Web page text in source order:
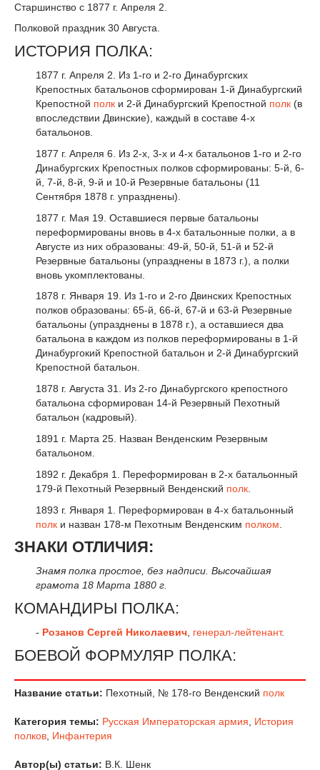
Старшинство с 1877 г. Апреля 2.
Полковой праздник 30 Августа.
ИСТОРИЯ ПОЛКА:
1877 г. Апреля 2. Из 1-го и 2-го Динабургских
Крепостных батальонов сформирован 1-й Динабургский
Крепостной полк и 2-й Динабургский Крепостной полк (в
впоследствии Двинские), каждый в составе 4-х
батальонов.
1877 г. Апреля 6. Из 2-х, 3-х и 4-х батальонов 1-го и 2-го
Динабургских Крепостных полков сформированы: 5-й, 6-
й, 7-й, 8-й, 9-й и 10-й Резервные батальоны (11
Сентября 1878 г. упразднены).
1877 г. Мая 19. Оставшиеся первые батальоны
переформированы вновь в 4-х батальонные полки, а в
Августе из них образованы: 49-й, 50-й, 51-й и 52-й
Резервные батальоны (упразднены в 1873 г.), а полки
вновь укомплектованы.
1878 г. Января 19. Из 1-го и 2-го Двинских Крепостных
полков образованы: 65-й, 66-й, 67-й и 63-й Резервные
батальоны (упразднены в 1878 г.), а оставшиеся два
батальона в каждом из полков переформированы в 1-й
Динабургокий Крепостной батальон и 2-й Динабургский
Крепостной батальон.
1878 г. Августа 31. Из 2-го Динабургского крепостного
батальона сформирован 14-й Резервный Пехотный
батальон (кадровый).
1891 г. Марта 25. Назван Венденским Резервным
батальоном.
1892 г. Декабря 1. Переформирован в 2-х батальонный
179-й Пехотный Резервный Венденский полк
1893 г. Января 1. Переформирован в 4-х батальонный
полк и назван 178-м Пехотным Венденским полком
ЗНАКИ ОТЛИЧИЯ:
Знамя полка простое, без надписи. Высочайшая
грамота 18 Марта 1880 г.
КОМАНДИРЫ ПОЛКА:
- Розанов Сергей Николаевич генерал-лейтенант.
БОЕВОЙ ФОРМУЛЯР ПОЛКА:
Название статьи: Пехотный, № 178-го Венденский полк
Категория темы: Русская Императорская армия
История
полков Инфантерия
Автор(ы) статьи: В.К. Шенк